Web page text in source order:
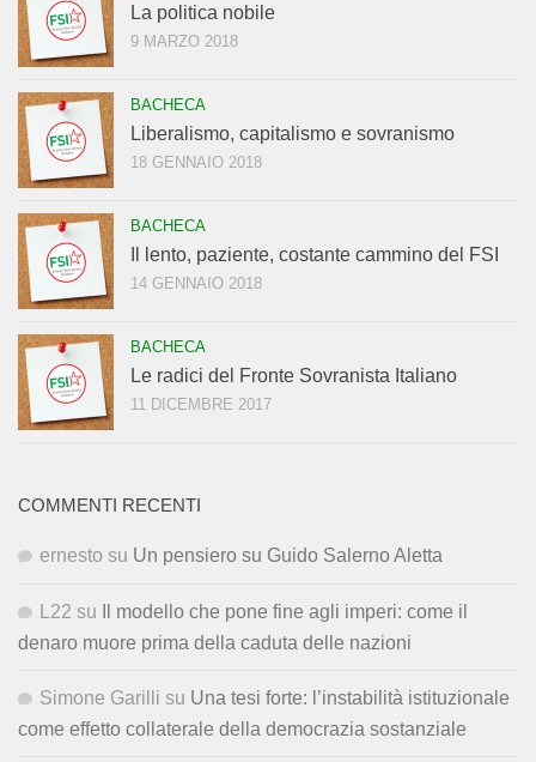
La politica nobile
9 MARZO 2018
BACHECA
Liberalismo, capitalismo e sovranismo
18 GENNAIO 2018
BACHECA
Il lento, paziente, costante cammino del FSI
14 GENNAIO 2018
BACHECA
Le radici del Fronte Sovranista Italiano
11 DICEMBRE 2017
COMMENTI RECENTI
ernesto su Un pensiero su Guido Salerno Aletta
L22 su
Il modello che pone fine agli imperi: come il
denaro muore prima della caduta delle nazioni
Simone Garilli su Una tesi forte: l’instabilità istituzionale
come effetto collaterale della democrazia sostanziale